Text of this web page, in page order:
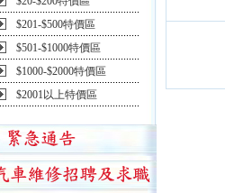
$201-$500特價區
$501-$1000特價區
$1000-$2000特價區
$2001以上特價區